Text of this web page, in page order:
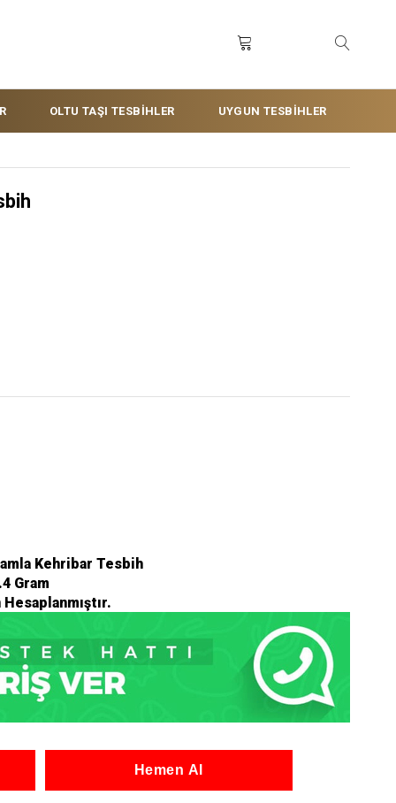
OLTU TAŞI TESBİHLER UYGUN TESBİHLER
Kehribar Tesbih
Gram